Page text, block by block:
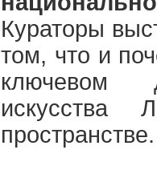
Кураторы
том, что и
ключевом
искусства
пространстве.